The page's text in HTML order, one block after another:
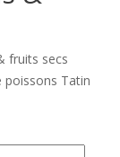
fruits secs
poissons Tatin